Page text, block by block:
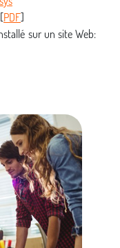
PDF]
sur un site Web: